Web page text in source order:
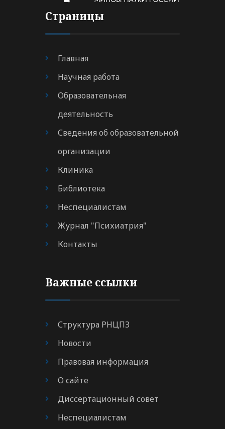
Страницы
Главная
Научная работа
Образовательная
деятельность
Сведения об образовательной
организации
Клиника
Библиотека
Неспециалистам
Журнал "Психиатрия"
Контакты
Важные ссылки
Структура РНЦПЗ
Новости
Правовая информация
О сайте
Диссертационный совет
Неспециалистам